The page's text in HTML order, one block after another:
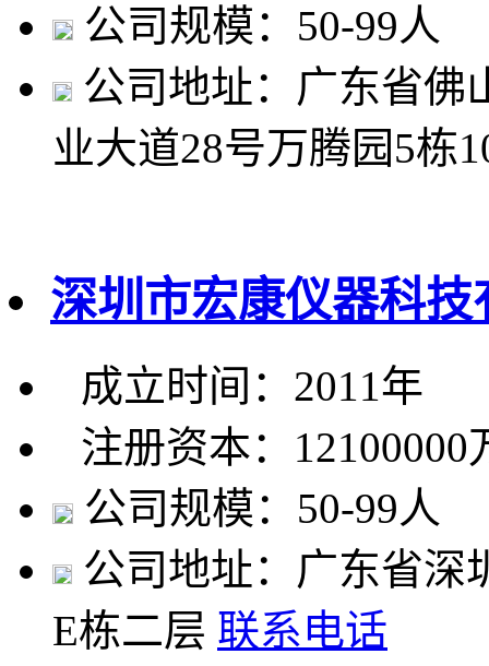
公司规模：50-99人
公司地址：广东省佛
业大道28号万腾园5栋
深圳市宏康仪器科技
成立时间：2011年
注册资本：12100000
公司规模：50-99人
公司地址：广东省深
E栋二层 联系电话